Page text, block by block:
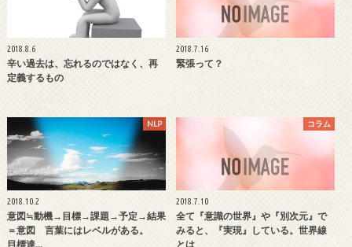
2018.8.6
辛い過去は、忘れるのではなく、再
定義するもの
2018.7.16
緊張って？
NLP
2018.10.2
意図≒動機→目標→課題→予定→結果
＝意図 言葉にはレベルがある。
目標達…
コラム
2018.7.10
全て『意識の世界』や『別次元』で
みると、『実現』している。世界線
とは